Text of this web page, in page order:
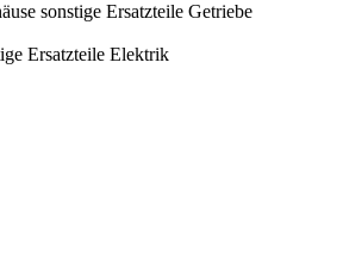
sonstige Ersatzteile Getriebe
Ersatzteile Elektrik